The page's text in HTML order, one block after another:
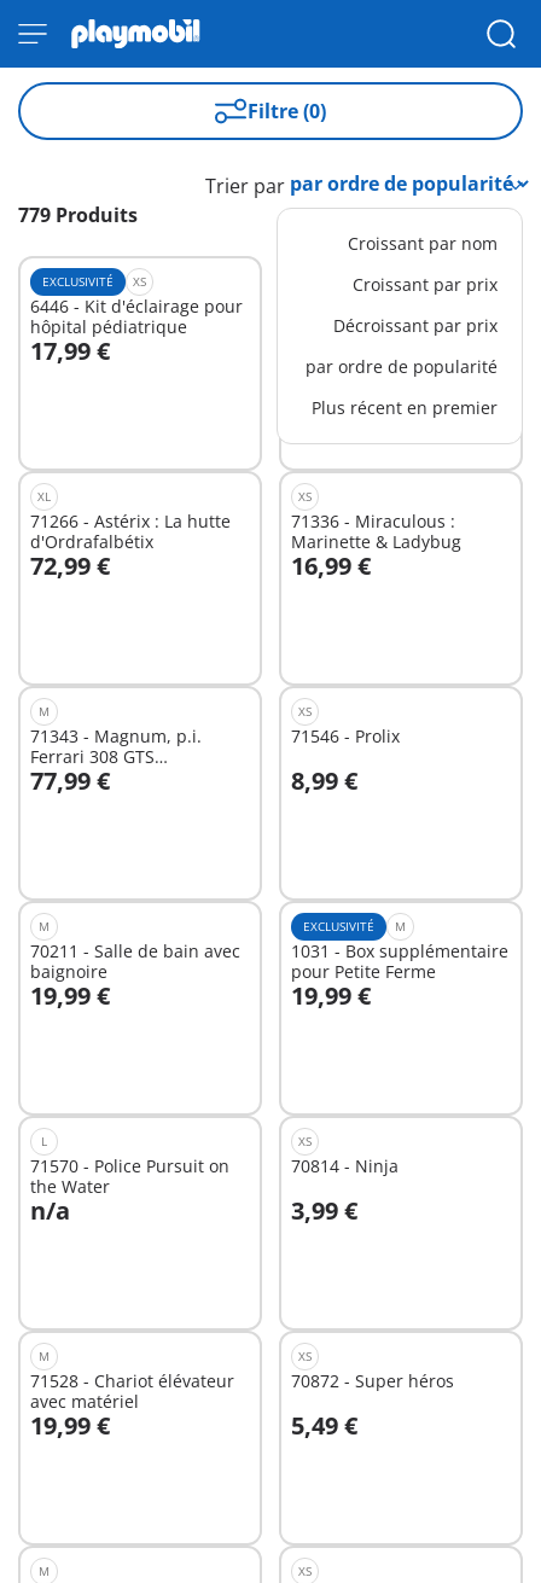
Filtre (0)
779 Produits
Trier par
Croissant par nom
Croissant par prix
Décroissant par prix
par ordre de popularité
Plus récent en premier
EXCLUSIVITÉ XS
6446 - Kit d'éclairage pour
hôpital pédiatrique
17,99 €
Au panier
cheminée
Au panier
XL
71266 - Astérix : La hutte
d'Ordrafalbétix
72,99 €
Au panier
XS
71336 - Miraculous :
Marinette & Ladybug
16,99 €
Au panier
M
71343 - Magnum, p.i.
Ferrari 308 GTS
Quattrovalvole
77,99 €
Au panier
XS
71546 - Prolix
8,99 €
Au panier
M
70211 - Salle de bain avec
baignoire
19,99 €
Au panier
EXCLUSIVITÉ M
1031 - Box supplémentaire
pour Petite Ferme
19,99 €
Au panier
L
71570 - Police Pursuit on
the Water
n/a
XS
70814 - Ninja
3,99 €
Au panier
M
71528 - Chariot élévateur
avec matériel
19,99 €
Au panier
XS
70872 - Super héros
5,49 €
Au panier
M XS